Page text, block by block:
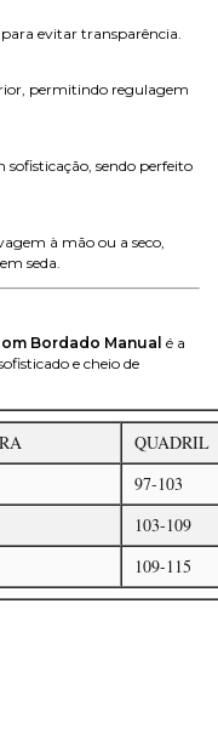
evitar transparência.
permitindo regulagem
sendo perfeito
à mão ou a seco,
seda.
Bordado Manual é a
e cheio de
QUADRIL
97-103
103-109
109-115